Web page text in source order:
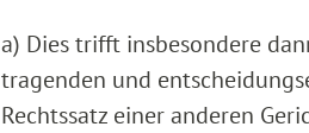
a) Dies trifft insbesondere
tragenden und
Rechtssatz einer anderen